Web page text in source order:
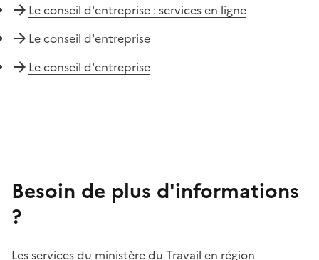
Le conseil d'entreprise : services en ligne
Le conseil d'entreprise
Le conseil d'entreprise
Besoin de plus d'informations
?
Les services du ministère du Travail en région